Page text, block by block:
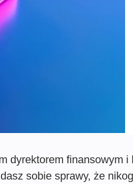
dyrektorem finansowym i
sobie sprawy, że